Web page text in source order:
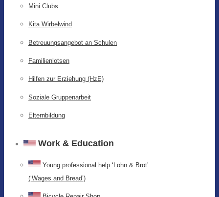
Mini Clubs
Kita Wirbelwind
Betreuungsangebot an Schulen
Familienlotsen
Hilfen zur Erziehung (HzE)
Soziale Gruppenarbeit
Elternbildung
Work & Education
Young professional help ‘Lohn & Brot’
(‘Wages and Bread’)